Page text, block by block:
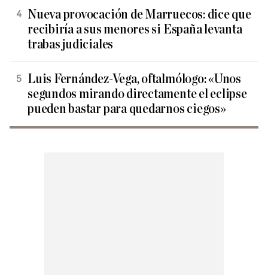
Nueva provocación de Marruecos: dice que
recibiría a sus menores si España levanta
trabas judiciales
Luis Fernández-Vega, oftalmólogo: «Unos
segundos mirando directamente el eclipse
pueden bastar para quedarnos ciegos»